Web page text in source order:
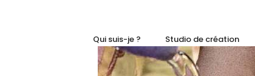
Qui suis-je ? Studio de création